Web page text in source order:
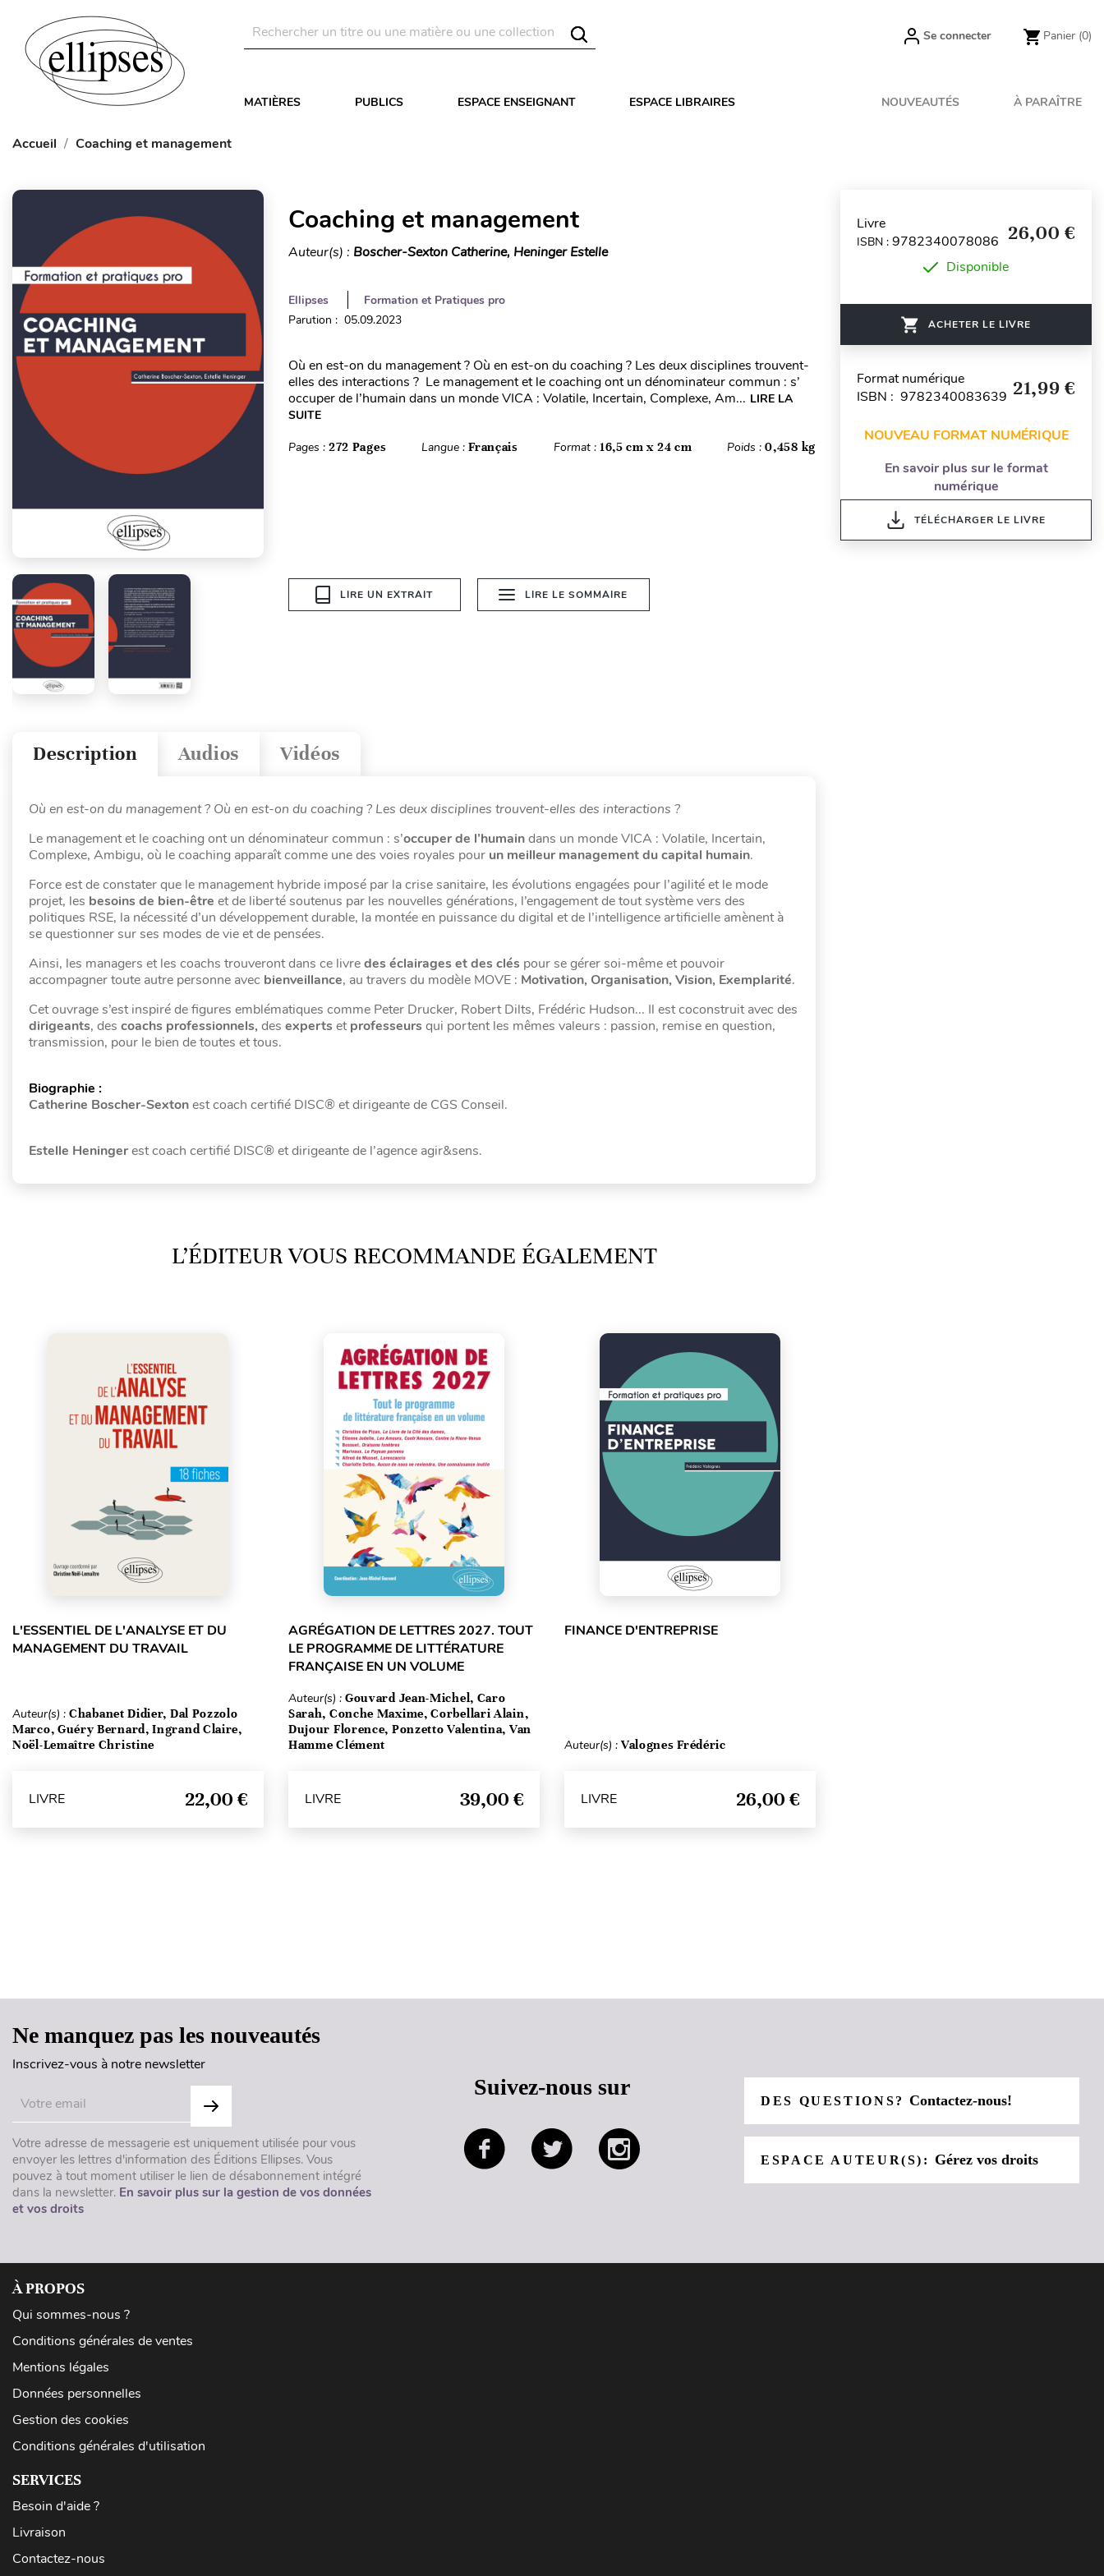
Se connecter Panier (0)
MATIÈRES PUBLICS ESPACE ENSEIGNANT ESPACE LIBRAIRES NOUVEAUTÉS À PARAÎTRE
Accueil Coaching et management
Coaching et management
Auteur(s) : Boscher-Sexton Catherine, Heninger Estelle
Ellipses
Formation et Pratiques pro
Parution : 05.09.2023
Où en est-on du management ? Où en est-on du coaching ? Les deux disciplines trouvent-
elles des interactions ? Le management et le coaching ont un dénominateur commun : s’
occuper de l’humain dans un monde VICA : Volatile, Incertain, Complexe, Am... LIRE LA
SUITE
Pages : 272 Pages Langue :Français Format : 16,5 cm x 24 cm Poids :0,458 kg
LIRE UN EXTRAIT LIRE LE SOMMAIRE
Vidéos
Audios
Description
Où en est-on du management ? Où en est-on du coaching ? Les deux disciplines trouvent-elles des interactions ?
Le management et le coaching ont un dénominateur commun : s’occuper de l’humaindans un monde VICA : Volatile, Incertain,
Complexe, Ambigu, où le coaching apparaît comme une des voies royales pour un meilleur management du capital humain.
Force est de constater que le management hybride imposé par la crise sanitaire, les évolutions engagées pour l’agilité et le mode
projet, les besoins de bien-être et de liberté soutenus par les nouvelles générations, l’engagement de tout système vers des
politiques RSE, la nécessité d’un développement durable, la montée en puissance du digital et de l’intelligence artificielle amènent à
se questionner sur ses modes de vie et de pensées.
Ainsi, les managers et les coachs trouveront dans ce livredes éclairages et des clés pour se gérer soi-même et pouvoir
accompagner toute autre personne avec bienveillance, au travers du modèle MOVE : Motivation, Organisation, Vision, Exemplarité.
Cet ouvrage s’est inspiré de figures emblématiques comme Peter Drucker, Robert Dilts, Frédéric Hudson... Il est coconstruit avec des
dirigeants, des coachs professionnels, des experts etprofesseurs qui portent les mêmes valeurs : passion, remise en question,
transmission, pour le bien de toutes et tous.
Biographie :
Catherine Boscher-Sextonest coach certifié DISC® et dirigeante de CGS Conseil.
Estelle Heningerest coach certifié DISC® et dirigeante de l’agence agir&sens.
L’ÉDITEUR VOUS RECOMMANDE ÉGALEMENT
L'ESSENTIEL DE L'ANALYSE ET DU
MANAGEMENT DU TRAVAIL
Auteur(s) : Chabanet Didier, Dal Pozzolo
Marco, Guéry Bernard, Ingrand Claire,
Noël-Lemaître Christine
LIVRE 22,00 €
AGRÉGATION DE LETTRES 2027. TOUT
LE PROGRAMME DE LITTÉRATURE
FRANÇAISE EN UN VOLUME
Auteur(s) : Gouvard Jean-Michel, Caro
Sarah, Conche Maxime, Corbellari Alain,
Dujour Florence, Ponzetto Valentina, Van
Hamme Clément
LIVRE 39,00 €
FINANCE D'ENTREPRISE
Auteur(s) : Valognes Frédéric
LIVRE 26,00 €
Livre
ISBN : 9782340078086 26,00 €
Disponible
ACHETER LE LIVRE
Format numérique
ISBN : 9782340083639 21,99 €
NOUVEAU FORMAT NUMÉRIQUE
En savoir plus sur le format
numérique
TÉLÉCHARGER LE LIVRE
Ne manquez pas les nouveautés
Inscrivez-vous à notre newsletter
Votre adresse de messagerie est uniquement utilisée pour vous
envoyer les lettres d'information des Éditions Ellipses. Vous
pouvez à tout moment utiliser le lien de désabonnement intégré
dans la newsletter. En savoir plus sur la gestion de vos données
et vos droits
Suivez-nous sur
DES QUESTIONS?Contactez-nous!
ESPACE AUTEUR(S): Gérez vos droits
À PROPOS
Qui sommes-nous ?
Conditions générales de ventes
Mentions légales
Données personnelles
Gestion des cookies
Conditions générales d'utilisation
SERVICES
Besoin d'aide ?
Livraison
Contactez-nous